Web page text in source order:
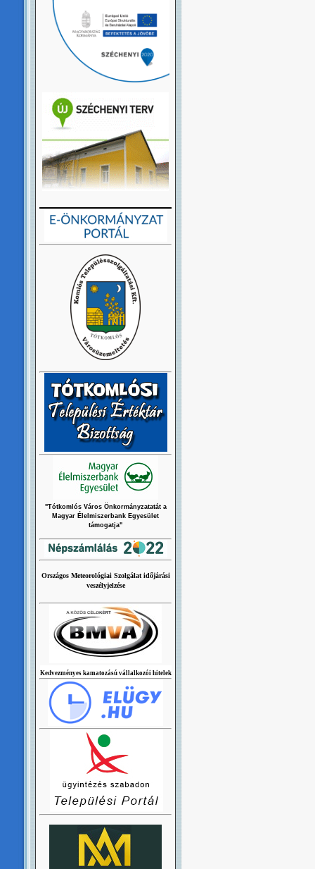
"Tótkomlós Város Önkormányzatatát a
Magyar Élelmiszerbank Egyesület
támogatja"
Országos Meteorológiai Szolgálat időjárási
veszélyjelzése
Kedvezményes kamatozású vállalkozói hitelek